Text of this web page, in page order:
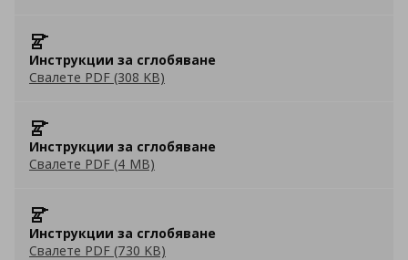
Инструкции за сглобяване
Свалете PDF (308 KB)
Инструкции за сглобяване
Свалете PDF (4 MB)
Инструкции за сглобяване
Свалете PDF (730 KB)